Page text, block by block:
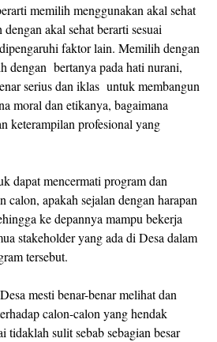
memilih menggunakan akal sehat
akal sehat berarti sesuai
faktor lain. Memilih dengan
dengan bertanya pada hati nurani,
serius dan iklas untuk membangun
moral dan etikanya, bagaimana
keterampilan profesional yang
dapat mencermati program dan
calon, apakah sejalan dengan harapan
ke depannya mampu bekerja
stakeholder yang ada di Desa dalam
tersebut.
mesti benar-benar melihat dan
calon-calon yang hendak
sulit sebab sebagian besar